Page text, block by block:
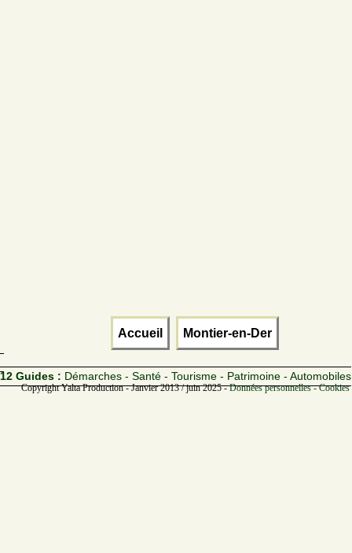
Accueil Montier-en-Der
12 Guides : Démarches - Santé - Tourisme - Patrimoine - Automobiles
Copyright Yalta Production - Janvier 2013 / juin 2025 -Données personnelles -